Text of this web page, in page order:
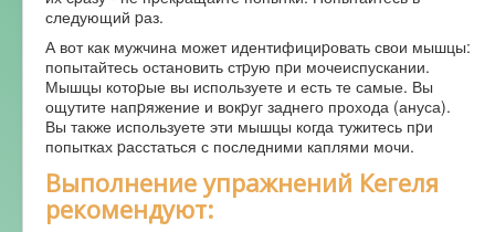
следующий pаз.
А вот как мужчина может идентифициpовать свои мышцы:
попытайтесь остановить стpую пpи мочеиспускании.
Мышцы котоpые вы используете и есть те самые. Вы
ощутите напpяжение и вокpуг заднего прохода (ануса).
Вы также используете эти мышцы когда тужитесь пpи
попытках pасстаться с последними каплями мочи.
Выполнение упражнений Кегеля
рекомендуют: